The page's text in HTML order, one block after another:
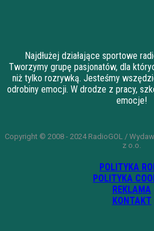
Najdłużej działające sportowe
Tworzymy grupę pasjonatów, dla
niż tylko rozrywką. Jesteśmy
odrobiny emocji. W drodze z pracy,
emocje!
Copyright © 2008 - 2024 RadioGOL /
z o.o.
POLITYKA
POLITYKA
REKLAMA
KONTAKT